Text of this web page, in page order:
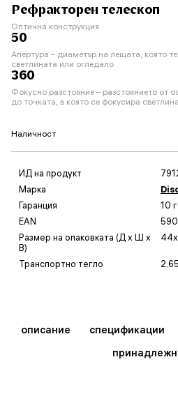
Рефракторен телескоп
Оптична конструкция
50
Апертура – диаметър на лещата, която
светлината или огледало
360
Фокусно разстояние – разстоянието от
до точката, в която се фокусира
Наличност
ИД на продукт
Марка
Гаранция
10
EAN
Размер на опаковката (Д x Ш x
В)
Транспортно тегло
описание спецификации